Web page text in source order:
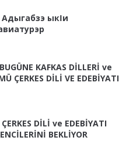
ыкӏи
KAFKAS DİLLERİ ve
ÇERKES DİLİ VE EDEBİYATI
DİLİ ve EDEBİYATI
BEKLİYOR